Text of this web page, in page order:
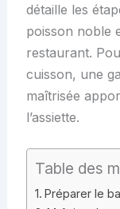
détaille les
poisson noble
restaurant.
cuisson, une
maîtrisée
l’assiette.
Table des
Préparer le